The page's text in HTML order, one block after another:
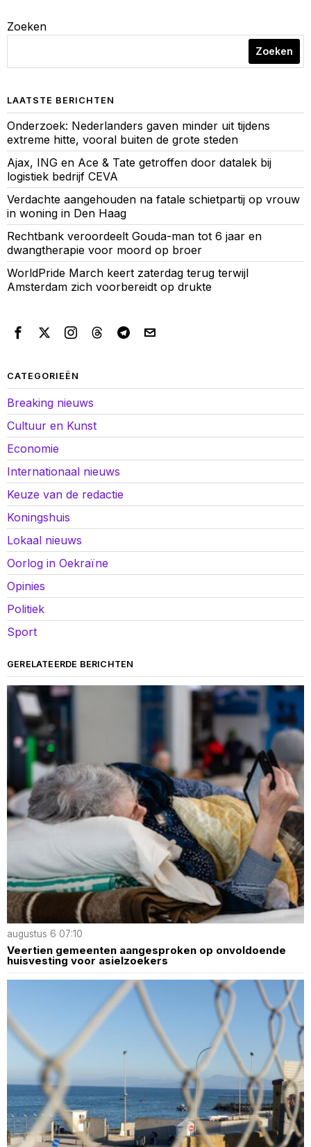
Zoeken
Zoeken
LAATSTE BERICHTEN
Onderzoek: Nederlanders gaven minder uit tijdens
extreme hitte, vooral buiten de grote steden
Ajax, ING en Ace & Tate getroffen door datalek bij
logistiek bedrijf CEVA
Verdachte aangehouden na fatale schietpartij op vrouw
in woning in Den Haag
Rechtbank veroordeelt Gouda-man tot 6 jaar en
dwangtherapie voor moord op broer
WorldPride March keert zaterdag terug terwijl
Amsterdam zich voorbereidt op drukte
CATEGORIEËN
Breaking nieuws
Cultuur en Kunst
Economie
Internationaal nieuws
Keuze van de redactie
Koningshuis
Lokaal nieuws
Oorlog in Oekraïne
Opinies
Politiek
Sport
GERELATEERDE BERICHTEN
augustus 6 07:10
Veertien gemeenten aangesproken op onvoldoende
huisvesting voor asielzoekers